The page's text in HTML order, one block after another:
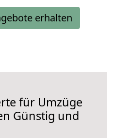
erhalten
für Umzüge
Günstig und